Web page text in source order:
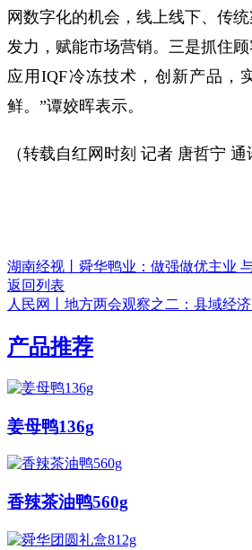
网数字化的机会，线上线下、传
发力，赋能市场营销。三是抓住顾
应用IQF冷冻技术，创新产品，
鲜。”谭姣晖表示。
（转载自红网时刻 记者 唐哲宁 通
湖南经视丨舜华鸭业：做强做优主业
返回列表
人民网丨地方两会观察之二：县域经
产品推荐
姜母鸭136g
香辣茶油鸭560g